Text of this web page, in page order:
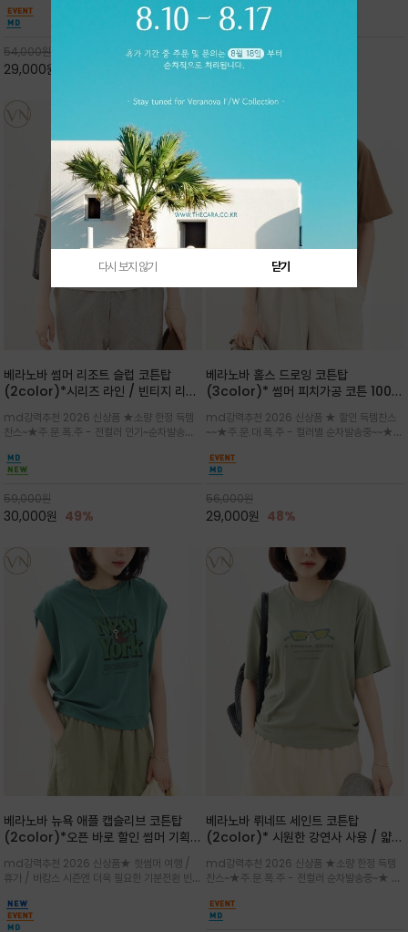
안함을 동시에 느낄수 있으며 차분하고 필요한
컬러웨이로 단독 또는 린넨 자켓/ 여름점퍼 안에
코디하기 만능템 입니다^^
54,000원
29,000원
핏 강연티셔츠
한 착용감을 선사하며, 자연스럽게 떨어지는 실루
엣이 편안하며 ★도회적인 무드로 루즈하게 단독
65,000원
30,000
베라노바 썸머 리조트 슬럽 코튼탑
(2color)*시리즈 라인 / 빈티지 리조
는 가벼운 코튼 터치의 반팔 티셔츠입니
다
md강력추천 2026 신상품 ★소량 한정 득템
찬스~★주.문.폭.주 - 전컬러 인기~순차발송중
아(Sepia)나 파스텔 톤의 해변 풍경으로 세련
된 뮤트톤 컬러 팔레트로 빈티지한 무드의 선샤
인 프린트가 더해져 담백하면서도 감각
59,000원
30,000원 49%
베라노바 홀스 드로잉 코튼탑
(3color)* 썸머 피치가공 코튼 100프
의 미를 살려 말의 윤곽선만 스케치하여
감성을 담은 아이템
md강력추천 2026 신상품 ★ 할인 득템찬스
~~★주.문.대.폭.주 - 컬러별 순차발송중~~★프
말(Horse) 드로잉 티셔츠는 여유로운 실루엣과
감각적인 아트워크로 고급스러운 여름 스타일링
을 완성할 수 있습니다
56,000원
29,000원 48%
베라노바 뉴욕 애플 캡슬리브 코튼탑
(2color)*오픈 바로 할인 썸머 기획
★ 한정수량 제작 ★ 강연 코튼으로 빈
티지 프린트로 여름 하의와 모두 잘어울
리는 그래픽
md강력추천 2026 신상품★ 핫썸머 여행 /
휴가 / 바캉스 시즌엔 더욱 필요한 기분전환 빈티
부에 산뜻하게 닿는 프리미엄 /답답함 없는 라운
드 넥라인과 자연스럽게 어깨를 감싸는 캡슬리브
베라노바 뤼네뜨 세인트 코튼탑
(2color)* 시원한 강연사 사용 / 얇고
피부에 잘 달라붙지 않아 통기성이 탁월
md강력추천 2026 신상품 ★소량 한정 득템
찬스~★주.문.폭.주 - 전컬러 순차발송중~★ 감
라인과 여유 있는 스탠다드 핏으로 부담 없이 착
용/과하지 않은 프린트 디테일이 룩에 세련된 위
다시 보지 않기 닫기